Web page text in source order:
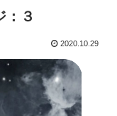
：３
2020.10.29